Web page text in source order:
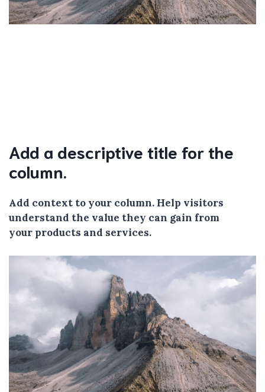
Add a descriptive title for the
column.
Add context to your column. Help visitors
understand the value they can gain from
your products and services.